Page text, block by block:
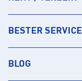
BESTER SERVICE
BLOG